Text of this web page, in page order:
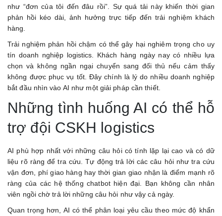
như “đơn của tôi đến đâu rồi”. Sự quá tải này khiến thời gian
phản hồi kéo dài, ảnh hưởng trực tiếp đến trải nghiệm khách
hàng.
Trải nghiệm phản hồi chậm có thể gây hại nghiêm trọng cho uy
tín doanh nghiệp logistics. Khách hàng ngày nay có nhiều lựa
chọn và không ngần ngại chuyển sang đối thủ nếu cảm thấy
không được phục vụ tốt. Đây chính là lý do nhiều doanh nghiệp
bắt đầu nhìn vào AI như một giải pháp cần thiết.
Những tình huống AI có thể hỗ
trợ đội CSKH logistics
AI phù hợp nhất với những câu hỏi có tính lặp lại cao và có dữ
liệu rõ ràng để tra cứu. Tự động trả lời các câu hỏi như tra cứu
vận đơn, phí giao hàng hay thời gian giao nhận là điểm mạnh rõ
ràng của các hệ thống chatbot hiện đại. Bạn không cần nhân
viên ngồi chờ trả lời những câu hỏi như vậy cả ngày.
Quan trọng hơn, AI có thể phân loại yêu cầu theo mức độ khẩn